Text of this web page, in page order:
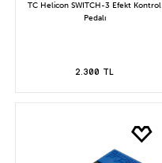
TC Helicon SWITCH-3 Efekt Kontrol
Pedalı
2.300 TL